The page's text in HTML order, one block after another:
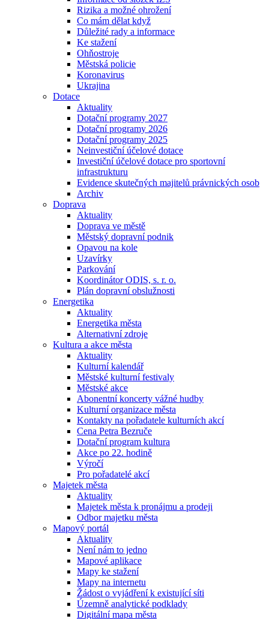
Rizika a možné ohrožení
Co mám dělat když
Důležité rady a informace
Ke stažení
Ohňostroje
Městská policie
Koronavirus
Ukrajina
Dotace
Aktuality
Dotační programy 2027
Dotační programy 2026
Dotační programy 2025
Neinvestiční účelové dotace
Investiční účelové dotace pro sportovní
infrastrukturu
Evidence skutečných majitelů právnických osob
Archiv
Doprava
Aktuality
Doprava ve městě
Městský dopravní podnik
Opavou na kole
Uzavírky
Parkování
Koordinátor ODIS, s. r. o.
Plán dopravní obslužnosti
Energetika
Aktuality
Energetika města
Alternativní zdroje
Kultura a akce města
Aktuality
Kulturní kalendář
Městské kulturní festivaly
Městské akce
Abonentní koncerty vážné hudby
Kulturní organizace města
Kontakty na pořadatele kulturních akcí
Cena Petra Bezruče
Dotační program kultura
Akce po 22. hodině
Výročí
Pro pořadatelé akcí
Majetek města
Aktuality
Majetek města k pronájmu a prodeji
Odbor majetku města
Mapový portál
Aktuality
Není nám to jedno
Mapové aplikace
Mapy ke stažení
Mapy na internetu
Žádost o vyjádření k existující síti
Územně analytické podklady
Digitální mapa města